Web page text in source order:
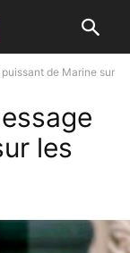
de Marine sur
les